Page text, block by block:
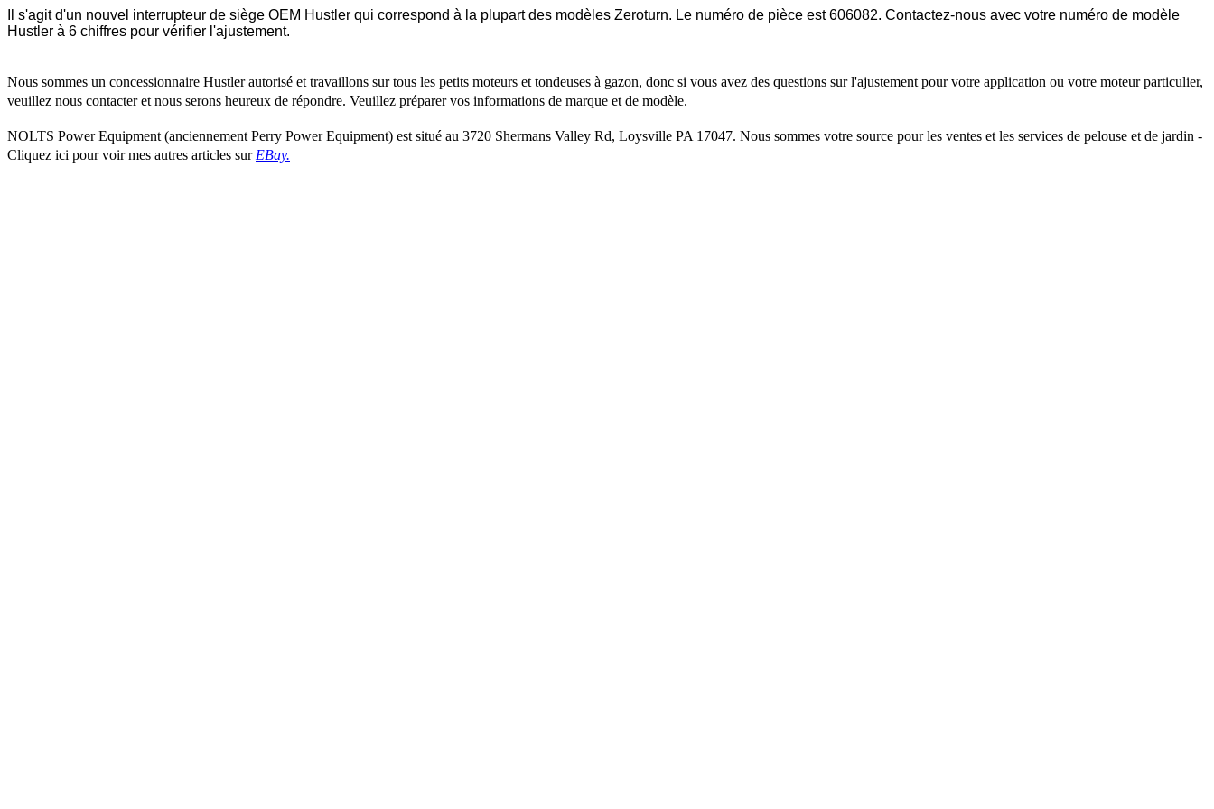
Il s'agit d'un nouvel interrupteur de siège OEM Hustler qui correspond à la plupart des modèles Zeroturn. Le numéro de pièce est 606082. Contactez-nous avec votre numéro de modèle
Hustler à 6 chiffres pour vérifier l'ajustement.
Nous sommes un concessionnaire Hustler autorisé et travaillons sur tous les petits moteurs et tondeuses à gazon, donc si vous avez des questions sur l'ajustement pour votre application ou votre moteur particulier,
veuillez nous contacter et nous serons heureux de répondre. Veuillez préparer vos informations de marque et de modèle.
NOLTS Power Equipment (anciennement Perry Power Equipment) est situé au 3720 Shermans Valley Rd, Loysville PA 17047. Nous sommes votre source pour les ventes et les services de pelouse et de jardin -
Cliquez ici pour voir mes autres articles sur EBay.